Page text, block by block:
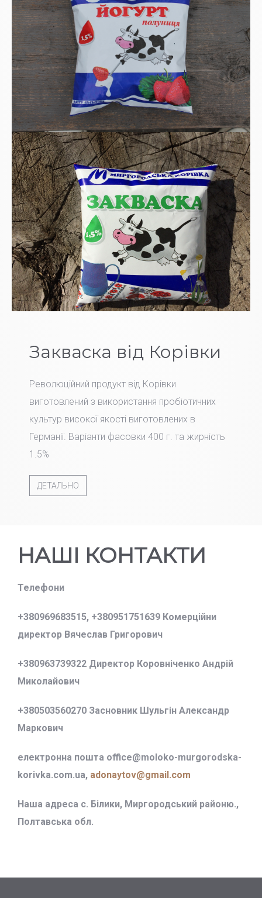
Закваска від Корівки
Революційний продукт від Корівки
виготовлений з використання пробіотичних
культур високої якості виготовлених в
Германії. Варіанти фасовки 400 г. та жирність
1.5%
ДЕТАЛЬНО
НАШІ КОНТАКТИ
Телефони
+380969683515, +380951751639 Комерційни
директор Вячеслав Григорович
+380963739322 Директор Коровніченко Андрій
Миколайович
+380503560270 Засновник Шульгін Александр
Маркович
електронна пошта office@moloko-murgorodska-
korivka.com.ua, adonaytov@gmail.com
Наша адреса с. Білики, Миргородський районю.,
Полтавська обл.